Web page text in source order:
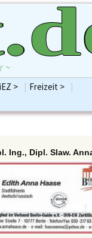
~
DIE LINKE
FDP
SPD
Frau
Wegner
Reinickendorf
Berlin
>
|
Gesellschaft
Kommentar
Kostenlose
Kultur/Kunst
Schule
Senioren
Sonstiges
Alles KiEZ
Freizeit >
|
Ing., Dipl. Slaw.